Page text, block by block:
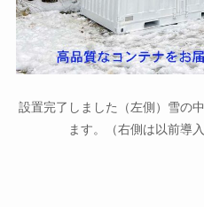
設置完了しました（左側）雪の
ます。（右側は以前導